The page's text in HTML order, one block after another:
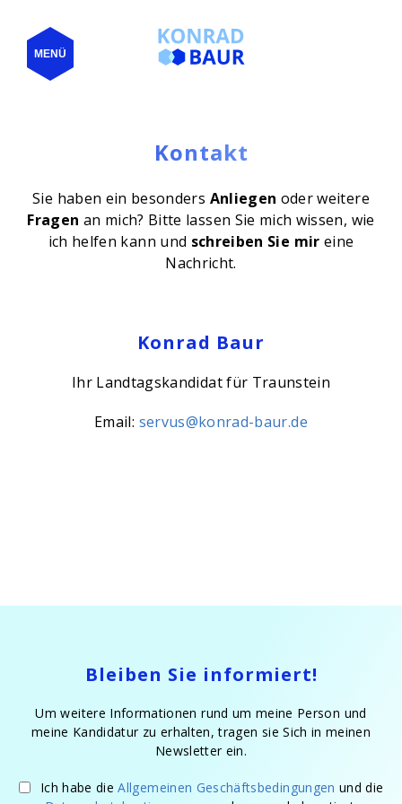
MENÜ
Kontakt
Sie haben ein besonders Anliegen oder weitere
Fragen an mich? Bitte lassen Sie mich wissen, wie
ich helfen kann und schreiben Sie mir eine
Nachricht.
Konrad Baur
Ihr Landtagskandidat für Traunstein
Email: servus@konrad-baur.de
Bleiben Sie informiert!
Um weitere Informationen rund um meine Person und
meine Kandidatur zu erhalten, tragen sie Sich in meinen
Newsletter ein.
Ich habe dieAllgemeinen Geschäftsbedingungen und die